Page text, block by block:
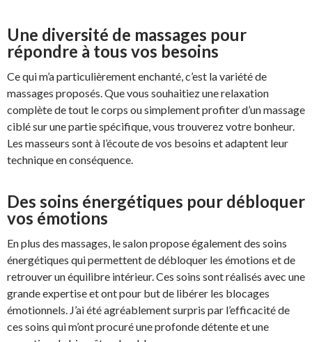
Une diversité de massages pour
répondre à tous vos besoins
Ce qui m’a particulièrement enchanté, c’est la variété de
massages proposés. Que vous souhaitiez une relaxation
complète de tout le corps ou simplement profiter d’un massage
ciblé sur une partie spécifique, vous trouverez votre bonheur.
Les masseurs sont à l’écoute de vos besoins et adaptent leur
technique en conséquence.
Des soins énergétiques pour débloquer
vos émotions
En plus des massages, le salon propose également des soins
énergétiques qui permettent de débloquer les émotions et de
retrouver un équilibre intérieur. Ces soins sont réalisés avec une
grande expertise et ont pour but de libérer les blocages
émotionnels. J’ai été agréablement surpris par l’efficacité de
ces soins qui m’ont procuré une profonde détente et une